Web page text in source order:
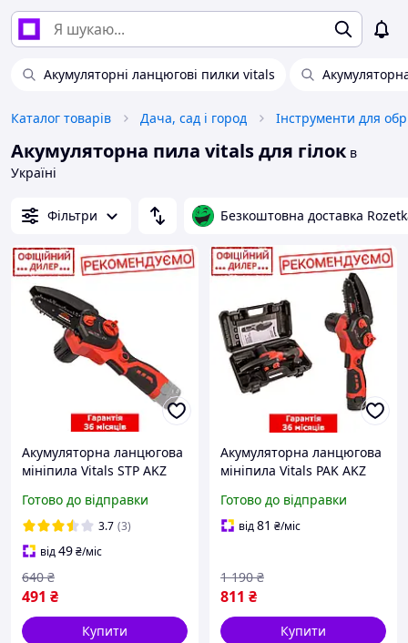
Акумуляторні ланцюгові пилки vitals
Каталог товарів Дача, сад і город Інструменти для
Акумуляторна пила vitals для гілок в
Україні
Фільтри Безкоштовна доставка
Акумуляторна ланцюгова
мініпила Vitals STP AKZ
10 см, 1/4", 3.6 м/с) для
дров гілок
Готово до відправки
3.7 (3)
від49₴/міс
491 ₴
640 ₴
Купити
Акумуляторна ланцюгова
мініпила Vitals PAK AKZ
10 см, 1/4", 3.6 м/с) для
дров гілок
Готово до відправки
від81 ₴/міс
811 ₴
1 190 ₴
Купити